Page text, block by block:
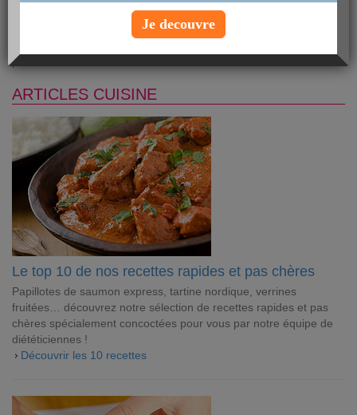
beaucoup de temps. Il suffit de connaître les bonnes astuces !
Découvrez-les dans ce dossier complet et régalez-vous avec nos
par nos diététiciennes.
ARTICLES CUISINE
Le top 10 de nos recettes rapides et pas chères
Papillotes de saumon express, tartine nordique, verrines
fruitées… découvrez notre sélection de recettes rapides et pas
chères spécialement concoctées pour vous par notre équipe de
diététiciennes !
Découvrir les 10 recettes
Je decouvre